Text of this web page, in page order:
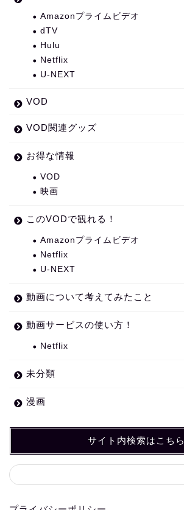
Amazonプライムビデオ
dTV
Hulu
Netflix
U-NEXT
VOD
VOD関連グッズ
お得な情報
VOD
映画
このVODで観れる！
Amazonプライムビデオ
Netflix
U-NEXT
動画について考えてみたこと
動画サービスの使い方！
Netflix
未分類
漫画
サイト内検索はこちら